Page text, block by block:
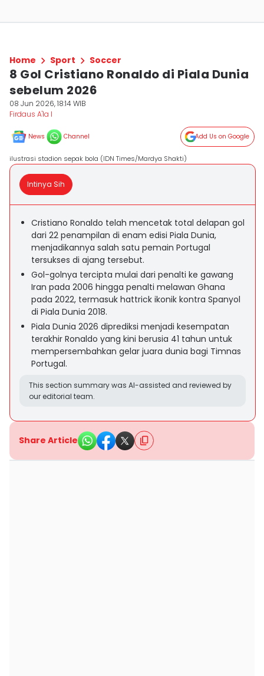
Home Sport Soccer
8 Gol Cristiano Ronaldo di Piala Dunia
sebelum 2026
08 Jun 2026, 18:14 WIB
Firdaus A'la I
News Channel Add Us on Google
ilustrasi stadion sepak bola (IDN Times/Mardya Shakti)
Intinya Sih
Cristiano Ronaldo telah mencetak total delapan gol
dari 22 penampilan di enam edisi Piala Dunia,
menjadikannya salah satu pemain Portugal
tersukses di ajang tersebut.
Gol-golnya tercipta mulai dari penalti ke gawang
Iran pada 2006 hingga penalti melawan Ghana
pada 2022, termasuk hattrick ikonik kontra Spanyol
di Piala Dunia 2018.
Piala Dunia 2026 diprediksi menjadi kesempatan
terakhir Ronaldo yang kini berusia 41 tahun untuk
mempersembahkan gelar juara dunia bagi Timnas
Portugal.
This section summary was AI-assisted and reviewed by
our editorial team.
Share Article